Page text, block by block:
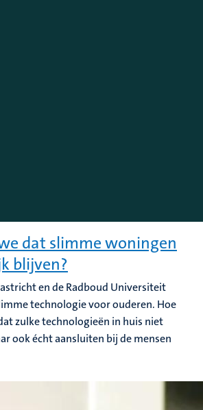
dat slimme woningen
blijven?
en de Radboud Universiteit
technologie voor ouderen. Hoe
zulke technologieën in huis niet
ook écht aansluiten bij de mensen